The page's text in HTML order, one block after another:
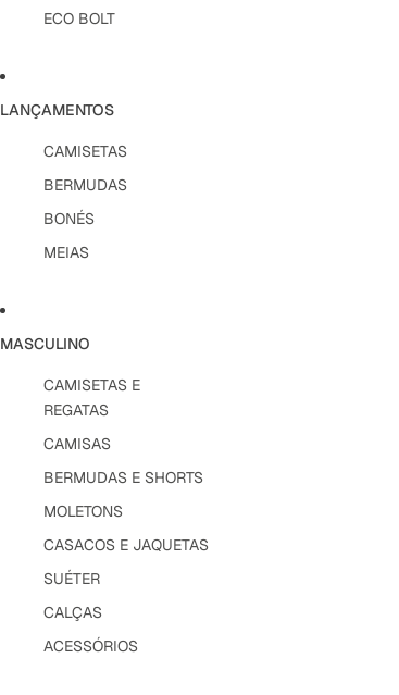
ECO BOLT
LANÇAMENTOS
CAMISETAS
BERMUDAS
BONÉS
MEIAS
MASCULINO
CAMISETAS E
REGATAS
CAMISAS
BERMUDAS E SHORTS
MOLETONS
CASACOS E JAQUETAS
SUÉTER
CALÇAS
ACESSÓRIOS